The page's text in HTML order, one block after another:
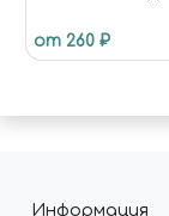
/ MODELIST
от 260 ₽
Информация